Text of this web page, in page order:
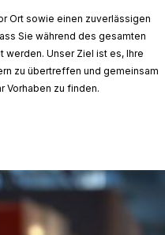
Ort sowie einen zuverlässigen
Sie während des gesamten
Unser Ziel ist es, Ihre
zu übertreffen und gemeinsam
Vorhaben zu finden.